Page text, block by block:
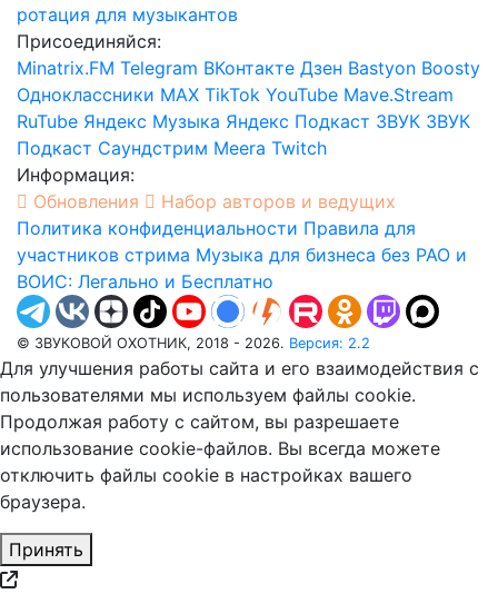
ротация для музыкантов
Присоединяйся:
Minatrix.FM Telegram ВКонтакте Дзен Bastyon Boosty
Одноклассники MAX TikTok YouTube Mave.Stream
RuTube Яндекс Музыка Яндекс Подкаст ЗВУК ЗВУК
Подкаст Саундстрим Meera Twitch
Информация:
Обновления
Набор авторов и ведущих
Политика конфиденциальности Правила для
участников стрима Музыка для бизнеса без РАО и
ВОИС: Легально и Бесплатно
© ЗВУКОВОЙ ОХОТНИК, 2018 - 2026. Версия: 2.2
Для улучшения работы сайта и его взаимодействия с
пользователями мы используем файлы cookie.
Продолжая работу с сайтом, вы разрешаете
использование cookie-файлов. Вы всегда можете
отключить файлы cookie в настройках вашего
браузера.
Принять